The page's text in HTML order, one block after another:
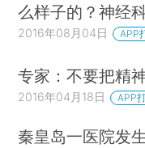
么样子的？神经
2016年08月04日 APP
专家：不要把精
2016年04月18日 APP
秦皇岛一医院发